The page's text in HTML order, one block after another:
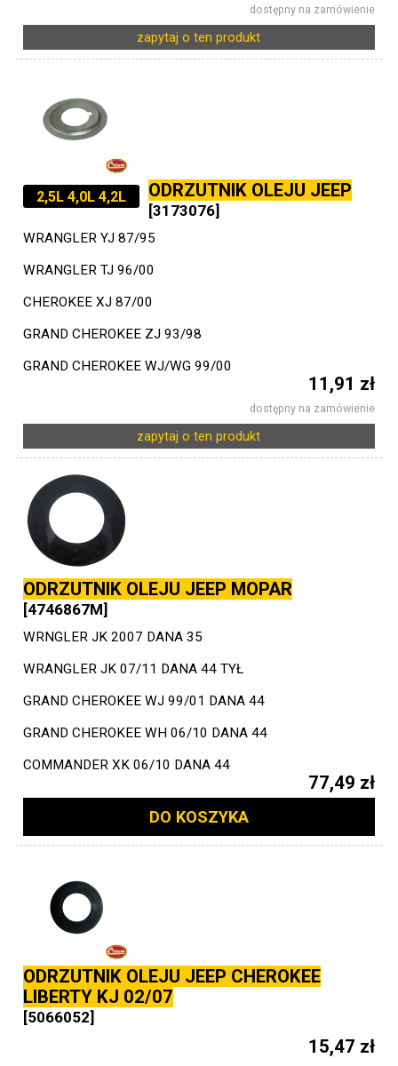
dostępny na zamówienie
zapytaj o ten produkt
ODRZUTNIK OLEJU JEEP
2,5L 4,0L 4,2L
[3173076]
WRANGLER YJ 87/95
WRANGLER TJ 96/00
CHEROKEE XJ 87/00
GRAND CHEROKEE ZJ 93/98
GRAND CHEROKEE WJ/WG 99/00
11,91 zł
dostępny na zamówienie
zapytaj o ten produkt
ODRZUTNIK OLEJU JEEP MOPAR
[4746867M]
WRNGLER JK 2007 DANA 35
WRANGLER JK 07/11 DANA 44 TYŁ
GRAND CHEROKEE WJ 99/01 DANA 44
GRAND CHEROKEE WH 06/10 DANA 44
COMMANDER XK 06/10 DANA 44
77,49 zł
DO KOSZYKA
ODRZUTNIK OLEJU JEEP CHEROKEE
LIBERTY KJ 02/07
[5066052]
15,47 zł